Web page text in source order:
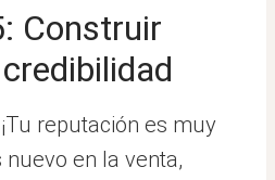
Construir
reputación es muy
en la venta,